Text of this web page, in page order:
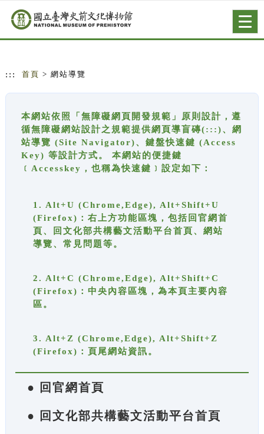
跳到主要內容
網站導覽
::: 首頁 > 網站導覽
本網站依照「無障礙網頁開發規範」原則設計，遵
循無障礙網站設計之規範提供網頁導盲磚(:::)、網
站導覽 (Site Navigator)、鍵盤快速鍵 (Access
Key) 等設計方式。 本網站的便捷鍵
﹝Accesskey，也稱為快速鍵﹞設定如下：
1. Alt+U (Chrome,Edge), Alt+Shift+U
(Firefox)：右上方功能區塊，包括回官網首
頁、回文化部共構藝文活動平台首頁、網站
導覽、常見問題等。
2. Alt+C (Chrome,Edge), Alt+Shift+C
(Firefox)：中央內容區塊，為本頁主要內容
區。
3. Alt+Z (Chrome,Edge), Alt+Shift+Z
(Firefox)：頁尾網站資訊。
● 回官網首頁
● 回文化部共構藝文活動平台首頁